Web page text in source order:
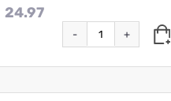
24.97
- +